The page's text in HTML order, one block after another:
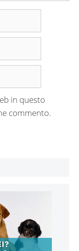
in questo
commento.